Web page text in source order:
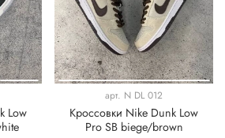
Low
арт. N DL 012
Кроссовки Nike Dunk Low
Pro SB biege/brown